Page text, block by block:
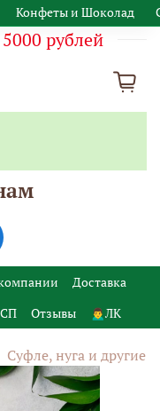
Конфеты и Шоколад
рублей
Доставка
Отзывы 🙍‍♂️ЛК
Суфле, нуга и другие